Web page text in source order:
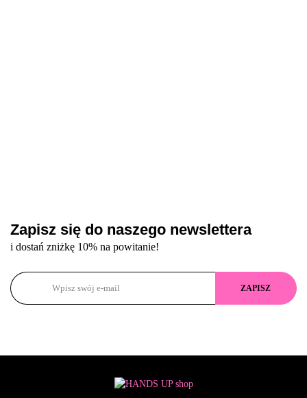
Zapisz się do naszego newslettera
i dostań zniżkę 10% na powitanie!